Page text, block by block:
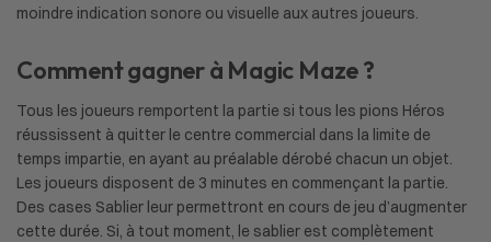
moindre indication sonore ou visuelle aux autres joueurs.
Comment gagner à Magic Maze ?
Tous les joueurs remportent la partie si tous les pions Héros
réussissent à quitter le centre commercial dans la limite de
temps impartie, en ayant au préalable dérobé chacun un objet.
Les joueurs disposent de 3 minutes en commençant la partie.
Des cases Sablier leur permettront en cours de jeu d’augmenter
cette durée. Si, à tout moment, le sablier est complètement